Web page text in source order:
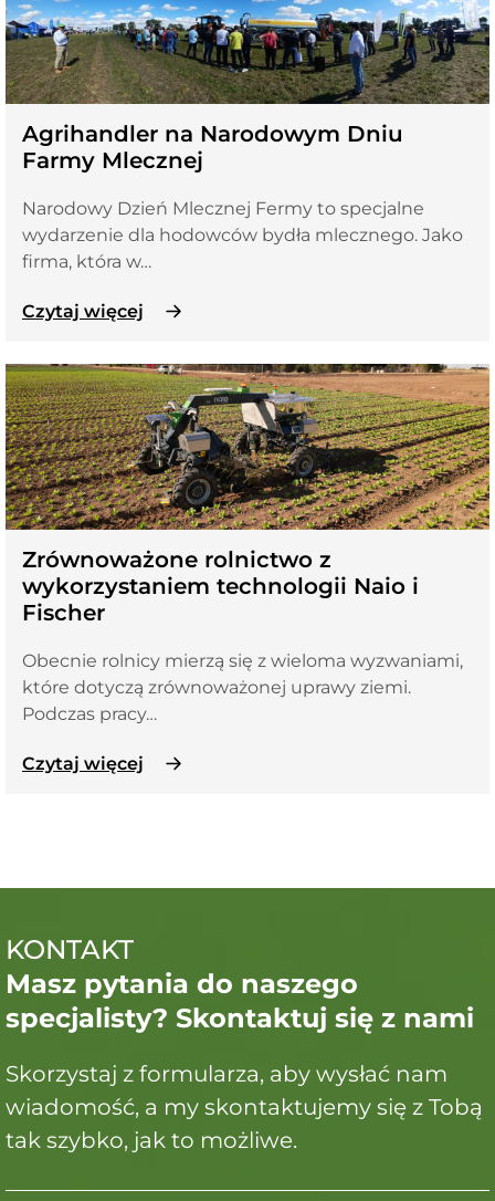
Agrihandler na Narodowym Dniu
Farmy Mlecznej
Narodowy Dzień Mlecznej Fermy to specjalne
wydarzenie dla hodowców bydła mlecznego. Jako
firma, która w…
Czytaj więcej
Zrównoważone rolnictwo z
wykorzystaniem technologii Naio i
Fischer
Obecnie rolnicy mierzą się z wieloma wyzwaniami,
które dotyczą zrównoważonej uprawy ziemi.
Podczas pracy…
Czytaj więcej
KONTAKT
Masz pytania do naszego
specjalisty? Skontaktuj się z nami
Skorzystaj z formularza, aby wysłać nam
wiadomość, a my skontaktujemy się z Tobą
tak szybko, jak to możliwe.